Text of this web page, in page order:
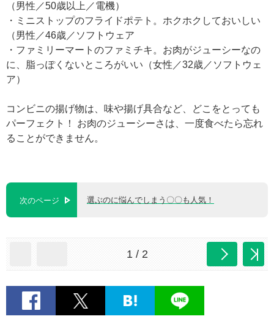
（男性／50歳以上／電機）
・ミニストップのフライドポテト。ホクホクしておいしい
（男性／46歳／ソフトウェア
・ファミリーマートのファミチキ。お肉がジューシーなの
に、脂っぽくないところがいい（女性／32歳／ソフトウェ
ア）
コンビニの揚げ物は、味や揚げ具合など、どこをとっても
パーフェクト！ お肉のジューシーさは、一度食べたら忘れ
ることができません。
次のページ 選ぶのに悩んでしまう〇〇も人気！
1 / 2